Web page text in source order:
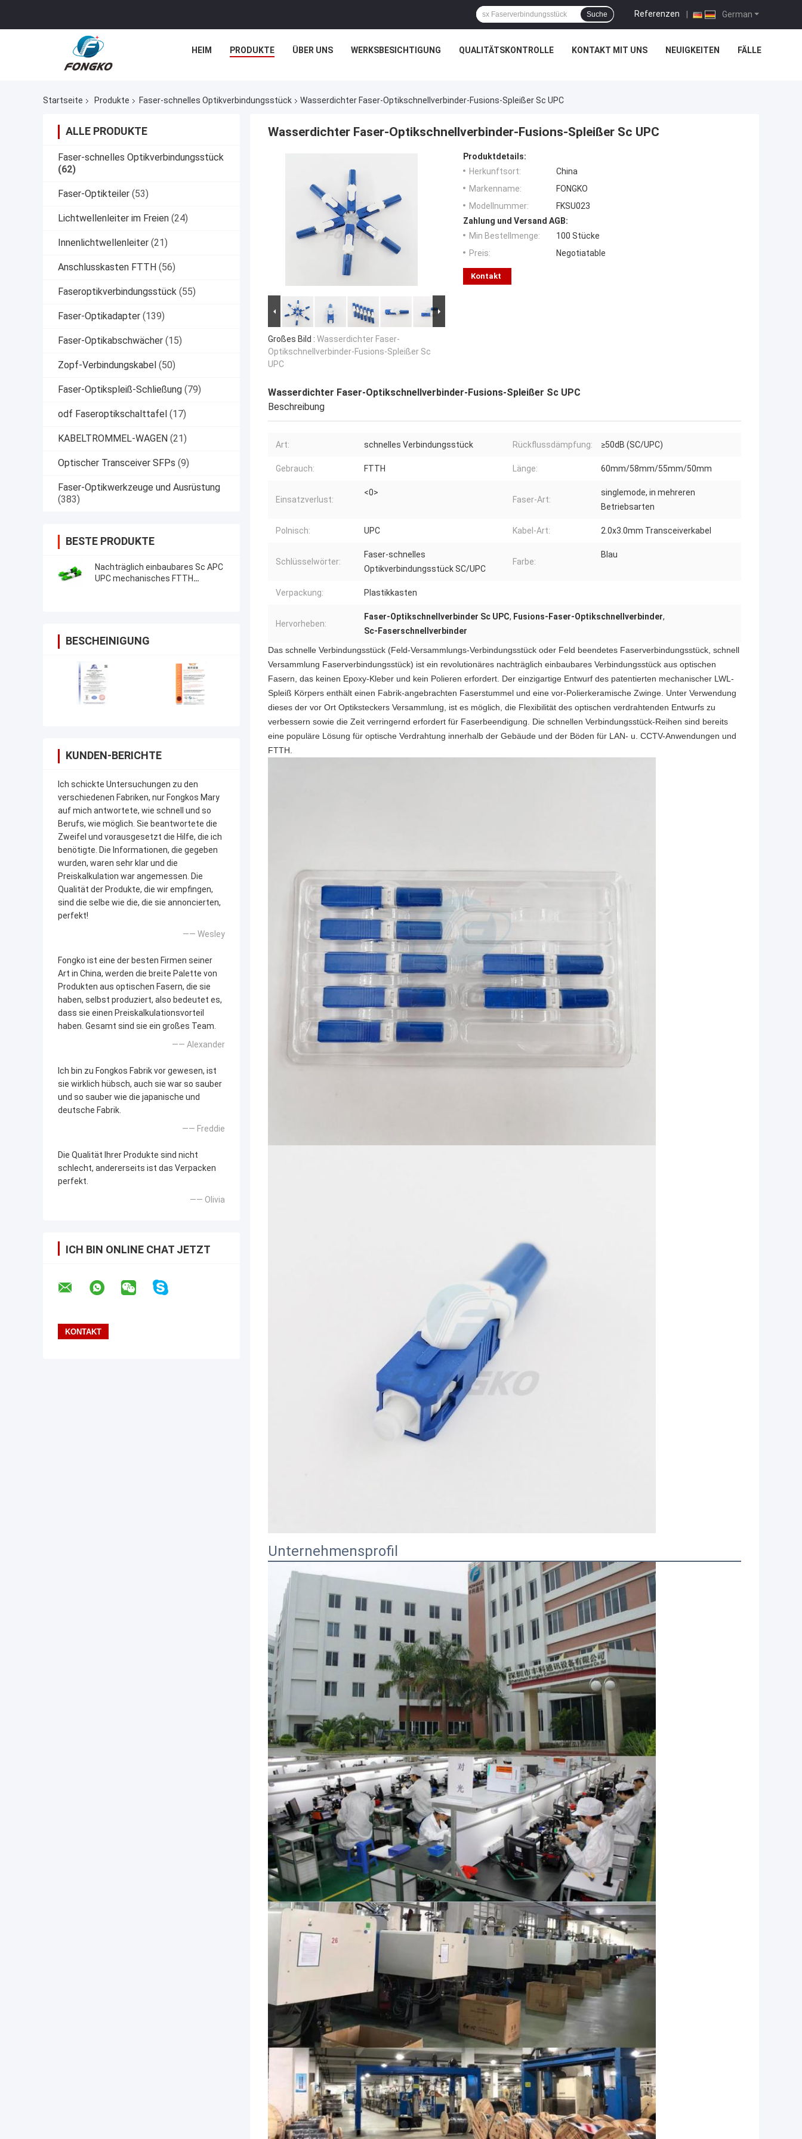
German
Referenzen |
Suche
HEIM PRODUKTE ÜBER UNS WERKSBESICHTIGUNG QUALITÄTSKONTROLLE KONTAKT MIT UNS NEUIGKEITEN FÄLLE
Startseite Produkte Faser-schnelles Optikverbindungsstück Wasserdichter Faser-Optikschnellverbinder-Fusions-Spleißer Sc UPC
ALLE PRODUKTE
Faser-schnelles Optikverbindungsstück
(62)
Faser-Optikteiler (53)
Lichtwellenleiter im Freien (24)
Innenlichtwellenleiter (21)
Anschlusskasten FTTH (56)
Faseroptikverbindungsstück (55)
Faser-Optikadapter (139)
Faser-Optikabschwächer (15)
Zopf-Verbindungskabel (50)
Faser-Optikspleiß-Schließung (79)
odf Faseroptikschalttafel (17)
KABELTROMMEL-WAGEN (21)
Optischer Transceiver SFPs (9)
Faser-Optikwerkzeuge und Ausrüstung
(383)
BESTE PRODUKTE
Nachträglich einbaubares Sc APC
UPC mechanisches FTTH
BESCHEINIGUNG
KUNDEN-BERICHTE
Ich schickte Untersuchungen zu den
verschiedenen Fabriken, nur Fongkos Mary
auf mich antwortete, wie schnell und so
Berufs, wie möglich. Sie beantwortete die
Zweifel und vorausgesetzt die Hilfe, die ich
benötigte. Die Informationen, die gegeben
wurden, waren sehr klar und die
Preiskalkulation war angemessen. Die
Qualität der Produkte, die wir empfingen,
sind die selbe wie die, die sie annoncierten,
perfekt!
—— Wesley
Fongko ist eine der besten Firmen seiner
Art in China, werden die breite Palette von
Produkten aus optischen Fasern, die sie
haben, selbst produziert, also bedeutet es,
dass sie einen Preiskalkulationsvorteil
haben. Gesamt sind sie ein großes Team.
—— Alexander
Ich bin zu Fongkos Fabrik vor gewesen, ist
sie wirklich hübsch, auch sie war so sauber
und so sauber wie die japanische und
deutsche Fabrik.
—— Freddie
Die Qualität Ihrer Produkte sind nicht
schlecht, andererseits ist das Verpacken
perfekt.
—— Olivia
ICH BIN ONLINE CHAT JETZT
Wasserdichter Faser-Optikschnellverbinder-Fusions-Spleißer Sc UPC
Großes Bild : Wasserdichter Faser-
Optikschnellverbinder-Fusions-Spleißer Sc
UPC
Produktdetails:
Herkunftsort:
China
Markenname:
FONGKO
Modellnummer:
FKSU023
Zahlung und Versand AGB:
Min Bestellmenge:
100 Stücke
Preis:
Negotiatable
Kontakt
Wasserdichter Faser-Optikschnellverbinder-Fusions-Spleißer Sc UPC
Beschreibung
Art: schnelles Verbindungsstück Rückflussdämpfung: ≥50dB (SC/UPC)
Gebrauch: FTTH Länge: 60mm/58mm/55mm/50mm
Einsatzverlust:
<0>
Faser-Art:
singlemode, in mehreren
Betriebsarten
Polnisch: UPC Kabel-Art: 2.0x3.0mm Transceiverkabel
Schlüsselwörter:
Faser-schnelles
Optikverbindungsstück SC/UPC
Farbe:
Blau
Verpackung: Plastikkasten
Hervorheben:
Faser-Optikschnellverbinder Sc UPC, Fusions-Faser-Optikschnellverbinder,
Sc-Faserschnellverbinder
Das schnelle Verbindungsstück (Feld-Versammlungs-Verbindungsstück oder Feld beendetes Faserverbindungsstück, schnell
Versammlung Faserverbindungsstück) ist ein revolutionäres nachträglich einbaubares Verbindungsstück aus optischen
Fasern, das keinen Epoxy-Kleber und kein Polieren erfordert. Der einzigartige Entwurf des patentierten mechanischer LWL-
Spleiß Körpers enthält einen Fabrik-angebrachten Faserstummel und eine vor-Polierkeramische Zwinge. Unter Verwendung
dieses der vor Ort Optiksteckers Versammlung, ist es möglich, die Flexibilität des optischen verdrahtenden Entwurfs zu
verbessern sowie die Zeit verringernd erfordert für Faserbeendigung. Die schnellen Verbindungsstück-Reihen sind bereits
eine populäre Lösung für optische Verdrahtung innerhalb der Gebäude und der Böden für LAN- u. CCTV-Anwendungen und
FTTH.
Unternehmensprofil